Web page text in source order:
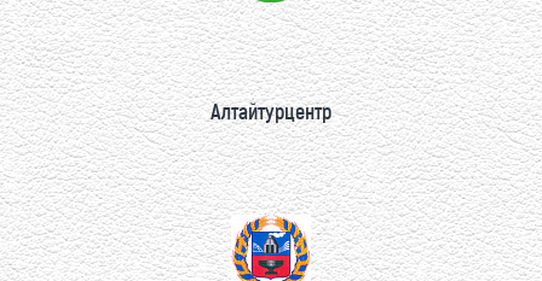
Алтайтурцентр